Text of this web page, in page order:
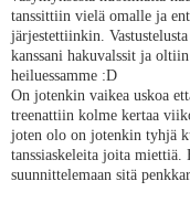
tanssittiin vielä omalle ja
järjestettiinkin.
kanssani hakuvalssit ja
heiluessamme :D
On jotenkin vaikea uskoa
treenattiin kolme kertaa
joten olo on jotenkin tyhjä
tanssiaskeleita joita
suunnittelemaan sitä